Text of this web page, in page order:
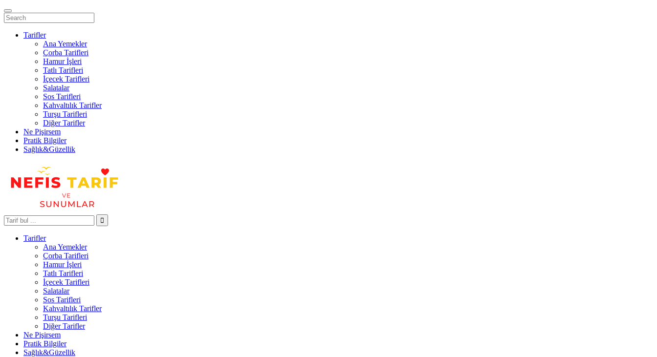
Tarifler
Ana Yemekler
Çorba Tarifleri
Hamur İşleri
Tatlı Tarifleri
İçecek Tarifleri
Salatalar
Sos Tarifleri
Kahvaltılık Tarifler
Turşu Tarifleri
Diğer Tarifler
Ne Pişirsem
Pratik Bilgiler
Sağlık&Güzellik
Tarifler
Ana Yemekler
Çorba Tarifleri
Hamur İşleri
Tatlı Tarifleri
İçecek Tarifleri
Salatalar
Sos Tarifleri
Kahvaltılık Tarifler
Turşu Tarifleri
Diğer Tarifler
Ne Pişirsem
Pratik Bilgiler
Sağlık&Güzellik